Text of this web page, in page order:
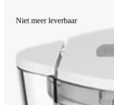
Niet meer leverbaar